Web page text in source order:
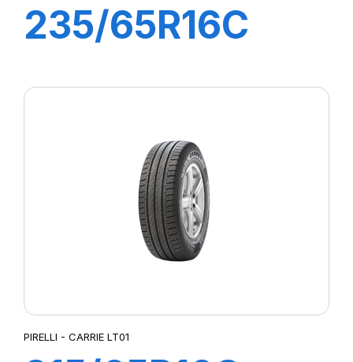
235/65R16C
PIRELLI - CARRIE LT01